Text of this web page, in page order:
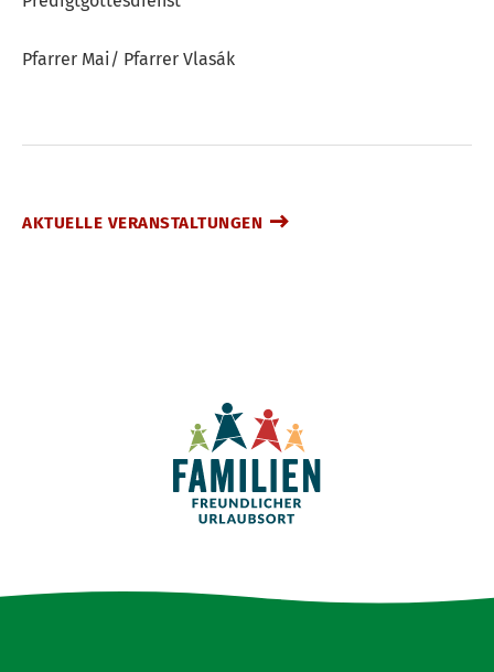
Pfarrer Mai/ Pfarrer Vlasák
AKTUELLE VERANSTALTUNGEN